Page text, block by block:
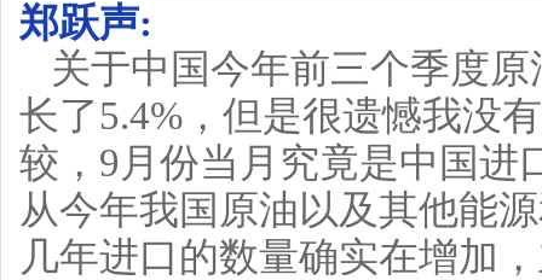
郑跃声:
关于中国今年前三个季度
长了5.4%，但是很遗憾我没
较，9月份当月究竟是中国进
从今年我国原油以及其他能
几年进口的数量确实在增加